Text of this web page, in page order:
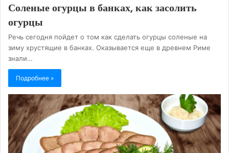
Соленые огурцы в банках, как засолить
огурцы
Речь сегодня пойдет о том как сделать огурцы соленые на
зиму хрустящие в банках. Оказывается еще в древнем Риме
знали…
Подробнее »